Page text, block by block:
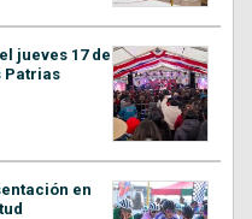
jueves 17 de
Patrias
en